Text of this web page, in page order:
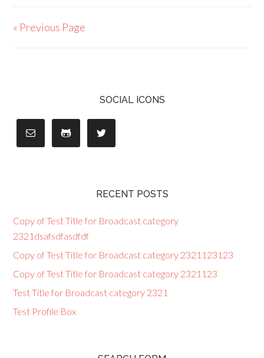
« Previous Page
SOCIAL ICONS
RECENT POSTS
Copy of Test Title for Broadcast category
2321dsafsdfasdfdf
Copy of Test Title for Broadcast category 2321123123
Copy of Test Title for Broadcast category 2321123
Test Title for Broadcast category 2321
Test Profile Box